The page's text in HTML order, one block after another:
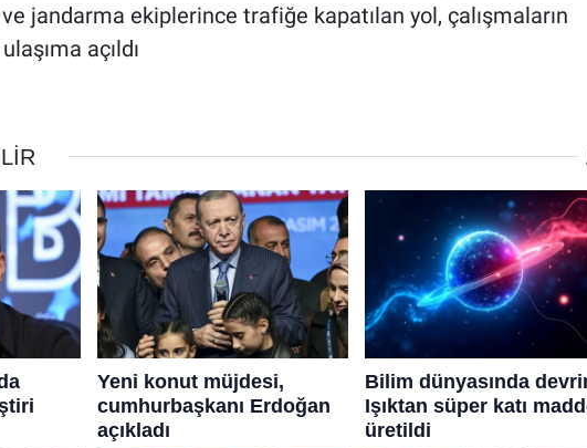
jandarma ekiplerince trafiğe kapatılan yol, çalışmaların
açıldı